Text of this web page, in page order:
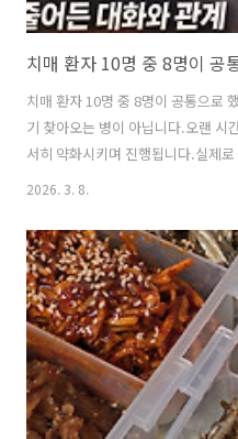
치매 환자 10명 중 8명이 공
치매 환자 10명 중 8명이 공통으로
기 찾아오는 병이 아닙니다.오랜 시
서히 약화시키며 진행됩니다.실제
자극’에 의존했다TV 시청, 스마트
동만 반복한 경우가 많습니다.이런
용하게 하지는 않습니다.생각하고
들수록전두엽과 해마 기능은 점점
해집니다.2️⃣ 생활 리듬이 무너진 채
생활,낮과..
2026. 3. 8.